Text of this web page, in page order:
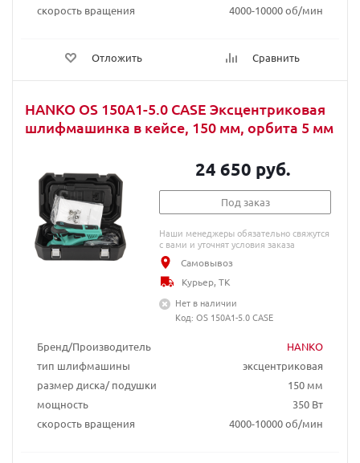
скорость вращения 4000-10000 об/мин
Отложить Сравнить
HANKO OS 150A1-5.0 CASE Эксцентриковая
шлифмашинка в кейсе, 150 мм, орбита 5 мм
Бренд/Производитель
HANKO
тип шлифмашины
эксцентриковая
размер диска/ подушки
150 мм
мощность
350 Вт
скорость вращения
4000-10000 об/мин
24 650 руб.
Под заказ
Наши менеджеры обязательно свяжутся
с вами и уточнят условия заказа
Самовывоз
Курьер, ТК
Нет в наличии
Код: OS 150A1-5.0 CASE